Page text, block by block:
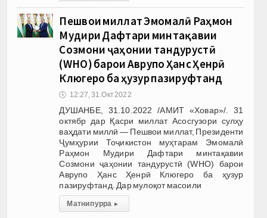
Пешвои миллат Эмомалӣ Раҳмон
Мудири Дафтари минтақавии
Созмони ҷаҳонии тандурустӣ
(WHO) барои Аврупо Ҳанс Ҳенрӣ
Клюгеро ба ҳузур пазируфтанд
🕔 12:27, 31.Окт 2022
ДУШАНБЕ, 31.10.2022 /АМИТ «Ховар»/. 31
октябр дар Қасри миллат Асосгузори сулҳу
ваҳдати миллӣ — Пешвои миллат, Президенти
Ҷумҳурии Тоҷикистон муҳтарам Эмомалӣ
Раҳмон Мудири Дафтари минтақавии
Созмони ҷаҳонии тандурустӣ (WHO) барои
Аврупо Ҳанс Ҳенрӣ Клюгеро ба ҳузур
пазируфтанд. Дар мулоқот масоили
Матни пурра ▸